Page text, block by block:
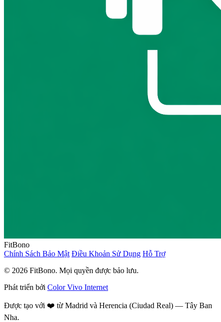
FitBono
Chính Sách Bảo Mật Điều Khoản Sử Dụng Hỗ Trợ
© 2026 FitBono. Mọi quyền được bảo lưu.
Phát triển bởi Color Vivo Internet
Được tạo với ❤️ từ Madrid và Herencia (Ciudad Real) — Tây Ban
Nha.